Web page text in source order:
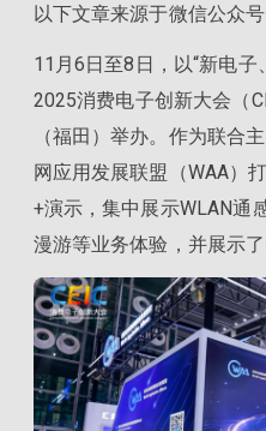
以下文章来源于微信公众
11月6日至8日，以“新电
2025消费电子创新大会（
（福田）举办。作为联合
网应用发展联盟（WAA）
+演示，集中展示WLAN通
漫游等业务体验，并展示